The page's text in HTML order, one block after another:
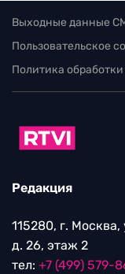
Выходные данные
Пользовательское
Политика
Редакция
115280, г.
д. 26, этаж 2
тел: +7 (499) 579-